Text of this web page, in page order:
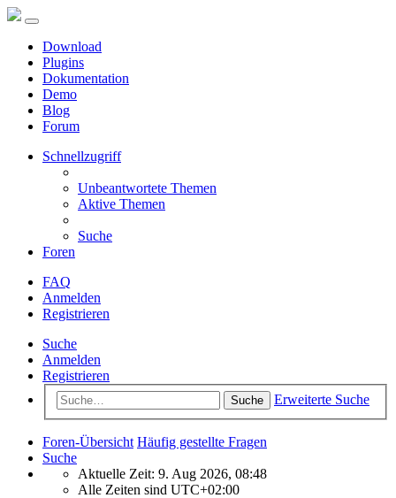
Download
Plugins
Dokumentation
Demo
Blog
Forum
Schnellzugriff
Unbeantwortete Themen
Aktive Themen
Suche
Foren
FAQ
Anmelden
Registrieren
Suche
Anmelden
Registrieren
Suche Erweiterte Suche
Foren-Übersicht Häufig gestellte Fragen
Suche
Aktuelle Zeit: 9. Aug 2026, 08:48
Alle Zeiten sind UTC+02:00